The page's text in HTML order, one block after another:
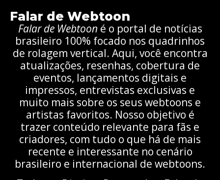
Falar de Webtoon
Falar de Webtoon é o portal de notícias
brasileiro 100% focado nos quadrinhos
de rolagem vertical. Aqui, você encontra
atualizações, resenhas, cobertura de
eventos, lançamentos digitais e
impressos, entrevistas exclusivas e
muito mais sobre os seus webtoons e
artistas favoritos. Nosso objetivo é
trazer conteúdo relevante para fãs e
criadores, com tudo o que há de mais
recente e interessante no cenário
brasileiro e internacional de webtoons.